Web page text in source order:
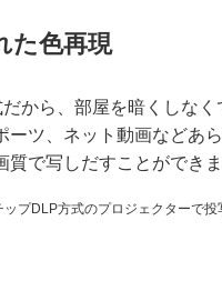
た色再現
から、部屋を暗くしな
ーツ、ネット動画などあ
で写しだすことができま
プDLP方式のプロジェクターで